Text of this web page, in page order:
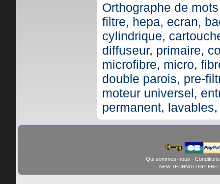
Orthographe de
filtre, hepa, ecran,
cylindrique,
diffuseur, primaire,
microfibre, micro,
double parois, pre-
moteur universel,
permanent,
Qui sommes-nous -
NEW TECHNOLOGY-